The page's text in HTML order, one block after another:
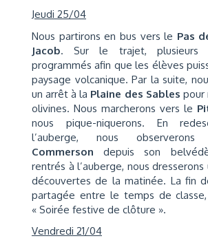
Jeudi 25/04
Nous partirons en bus vers le Pas
Jacob. Sur le trajet, plusieurs
programmés afin que les élèves
paysage volcanique. Par la suite,
un arrêt à la Plaine des Sables pour
olivines. Nous marcherons vers le
nous pique-niquerons. En
l’auberge, nous
Commerson depuis son
rentrés à l’auberge, nous dresserons
découvertes de la matinée. La fin
partagée entre le temps de
« Soirée festive de clôture ».
Vendredi 21/04